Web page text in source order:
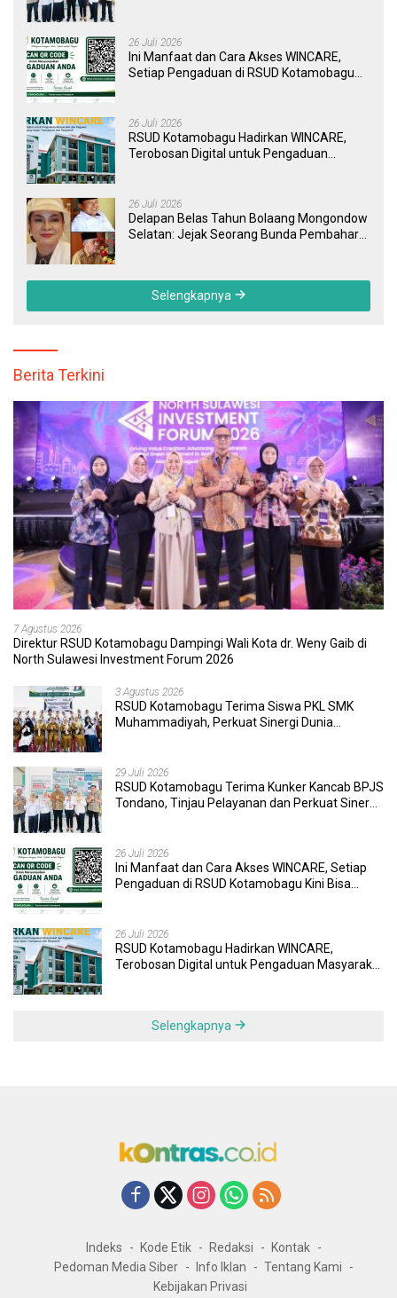
26 Juli 2026
Ini Manfaat dan Cara Akses WINCARE,
Setiap Pengaduan di RSUD Kotamobagu
26 Juli 2026
RSUD Kotamobagu Hadirkan WINCARE,
Terobosan Digital untuk Pengaduan
26 Juli 2026
Delapan Belas Tahun Bolaang Mongondow
Selatan: Jejak Seorang Bunda Pembaharu
Selengkapnya
Berita Terkini
7 Agustus 2026
Direktur RSUD Kotamobagu Dampingi Wali Kota dr. Weny Gaib di
North Sulawesi Investment Forum 2026
3 Agustus 2026
RSUD Kotamobagu Terima Siswa PKL SMK
Muhammadiyah, Perkuat Sinergi Dunia
29 Juli 2026
RSUD Kotamobagu Terima Kunker Kancab BPJS
Tondano, Tinjau Pelayanan dan Perkuat Sinergi
26 Juli 2026
Ini Manfaat dan Cara Akses WINCARE, Setiap
Pengaduan di RSUD Kotamobagu Kini Bisa
26 Juli 2026
RSUD Kotamobagu Hadirkan WINCARE,
Terobosan Digital untuk Pengaduan Masyarakat
Selengkapnya
Indeks Kode Etik Redaksi
Kontak
Pedoman Media Siber
Info Iklan
Tentang Kami
Kebijakan Privasi